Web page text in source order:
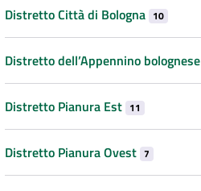
Distretto Città di Bologna 10
Distretto dell’Appennino bolognese
Distretto Pianura Est 11
Distretto Pianura Ovest 7